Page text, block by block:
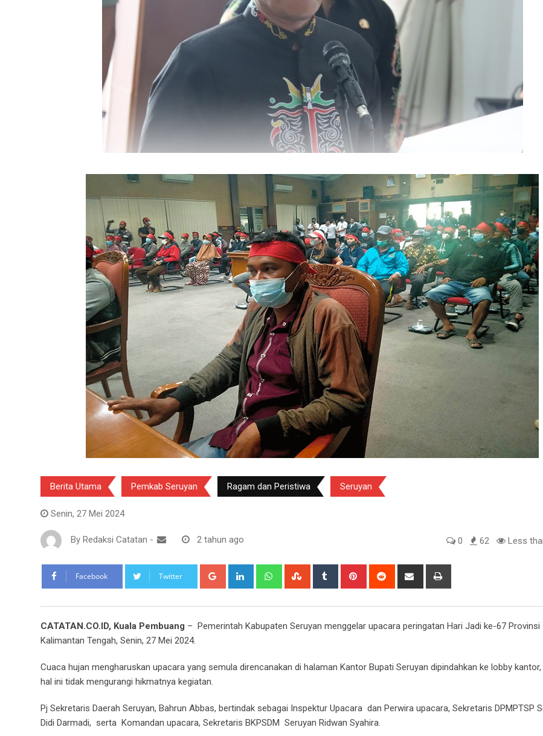
Berita Utama Pemkab Seruyan Ragam dan Peristiwa Seruyan
Senin, 27 Mei 2024
By Redaksi Catatan - 2 tahun ago 0 62 Less
Facebook Twitter Google+ LinkedIn WhatsappStumbleUpon
Tumblr Pinterest Reddit
Share
CATATAN.CO.ID, Kuala Pembuang – Pemerintah Kabupaten Seruyan menggelar upacara peringatan Hari Jadi ke-67 Provinsi
Kalimantan Tengah, Senin, 27 Mei 2024.
Cuaca hujan mengharuskan upacara yang semula direncanakan di halaman Kantor Bupati Seruyan dipindahkan ke lobby
hal ini tidak mengurangi hikmatnya kegiatan.
Pj Sekretaris Daerah Seruyan, Bahrun Abbas, bertindak sebagai Inspektur Upacara dan Perwira upacara, Sekretaris DPMPTSP
Didi Darmadi, serta Komandan upacara, Sekretaris BKPSDM Seruyan Ridwan Syahira.